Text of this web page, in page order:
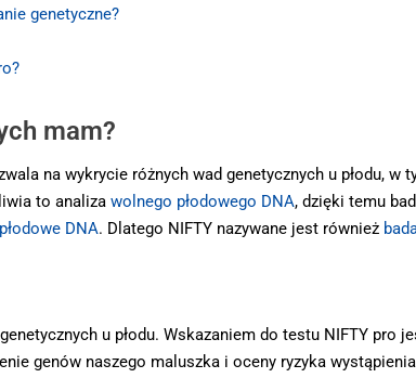
genetyczne?
mam?
na wykrycie różnych wad genetycznych u płodu,
to analiza wolnego płodowego DNA, dzięki temu
DNA. Dlatego NIFTY nazywane jest również
u płodu. Wskazaniem do testu NIFTY pro
genów naszego maluszka i oceny ryzyka